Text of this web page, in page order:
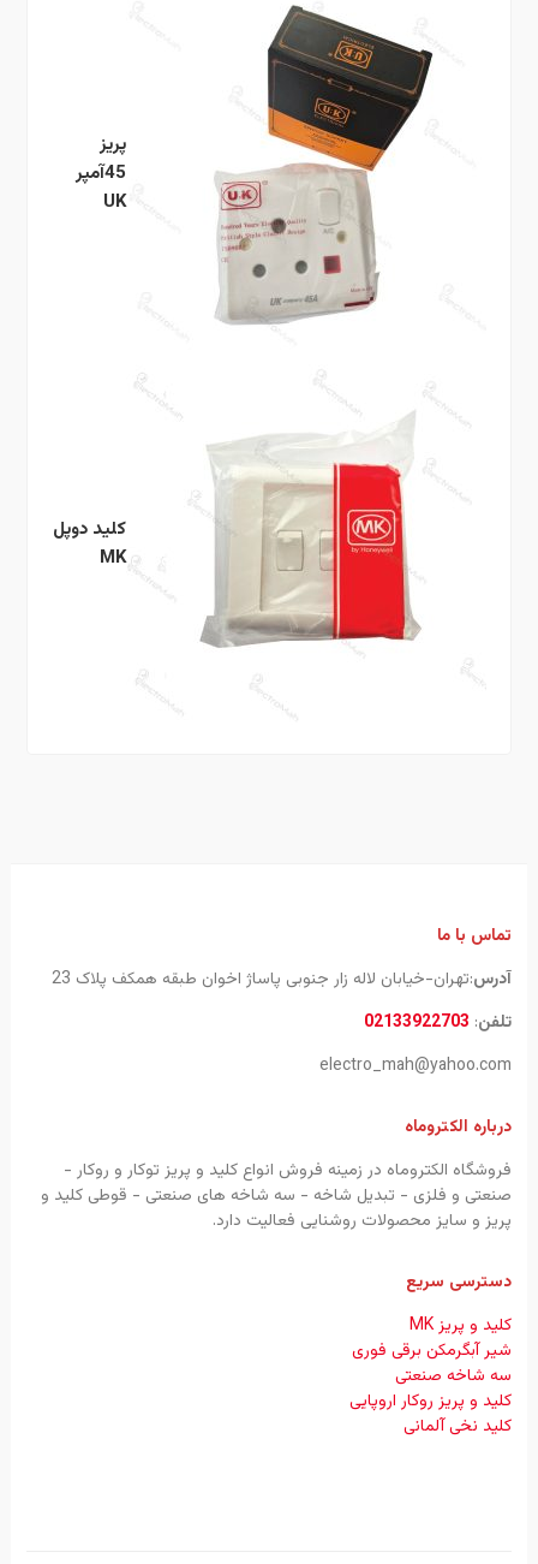
پریز
45آمپر
UK
کلید دوپل
MK
تماس با ما
آدرس:تهران-خیابان لاله زار جنوبی پاساژ اخوان طبقه همکف پلاک 23
تلفن:
02133922703
electro_mah@yahoo.com
درباره الکتروماه
فروشگاه الکتروماه در زمینه فروش انواع کلید و پریز توکار و روکار -
صنعتی و فلزی - تبدیل شاخه - سه شاخه های صنعتی - قوطی کلید و
پریز و سایز محصولات روشنایی فعالیت دارد.
دسترسی سریع
کلید و پریز MK
شیر آبگرمکن برقی فوری
سه شاخه صنعتی
کلید و پریز روکار اروپایی
کلید نخی آلمانی